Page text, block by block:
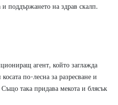
и поддържането на здрав скалп.
агент, който заглажда
по-лесна за разресване и
Също така придава мекота и блясък